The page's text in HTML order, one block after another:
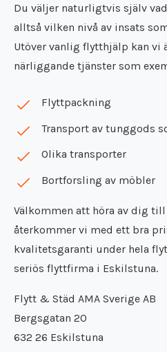
Du väljer naturligtvis själv
alltså vilken nivå av insats
Utöver vanlig flytthjälp kan vi
närliggande tjänster som
Flyttpackning
Transport av tunggods
Olika transporter
Bortforsling av möbler
Välkommen att höra av dig
återkommer vi med ett bra
kvalitetsgaranti under hela
seriös flyttfirma i Eskilstuna.
Flytt & Städ AMA Sverige AB
Bergsgatan 20
632 26 Eskilstuna